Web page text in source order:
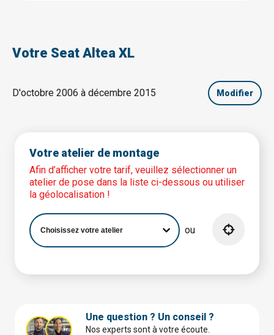
Votre Seat Altea XL
D'octobre 2006 à décembre 2015 Modifier
Votre atelier de montage
Afin d’afficher votre tarif, veuillez sélectionner un
atelier de pose dans la liste ci-dessous ou utiliser
la géolocalisation !
ou
Une question ? Un conseil ?
Nos experts sont à votre écoute.